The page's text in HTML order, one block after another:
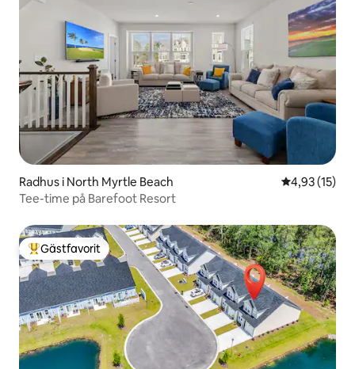
Radhus i North Myrtle Beach 4,93 av 5 i
4,93 (15)
Tee-time på Barefoot Resort
Populär gästfavorit
Gästfavorit